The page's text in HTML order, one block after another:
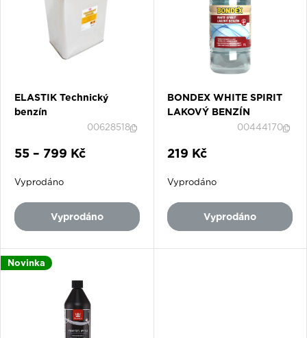
ELASTIK Technický
benzín
00628518
Slevová cena
55 – 799 Kč
Vyprodáno
Vyprodáno
BONDEX WHITE SPIRIT
LAKOVÝ BENZÍN
00444170
Slevová cena
219 Kč
Vyprodáno
Vyprodáno
Novinka